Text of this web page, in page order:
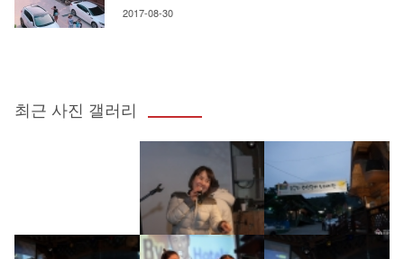
2017-08-30
최근 사진 갤러리